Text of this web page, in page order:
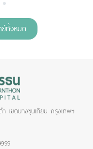
5
ทั้งหมด
เขตบางขุนเทียน กรุงเทพฯ